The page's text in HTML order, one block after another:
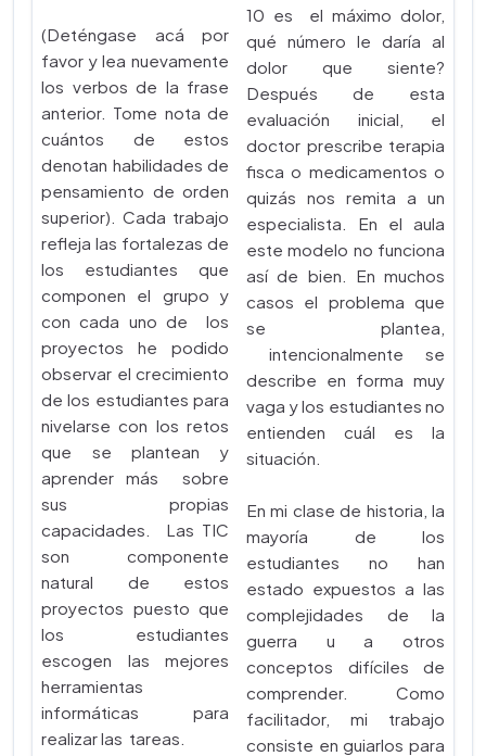
(Deténgase acá por
favor y lea nuevamente
los verbos de la frase
anterior. Tome nota de
cuántos de estos
denotan habilidades de
pensamiento de orden
superior). Cada trabajo
refleja las fortalezas de
los estudiantes que
componen el grupo y
con cada uno de los
proyectos he podido
observar el crecimiento
de los estudiantes para
nivelarse con los retos
que se plantean y
aprender más sobre
sus propias
capacidades. Las TIC
son componente
natural de estos
proyectos puesto que
los estudiantes
escogen las mejores
herramientas
informáticas para
realizar las tareas.
10 es el máximo dolor,
qué número le daría al
dolor que siente?
Después de esta
evaluación inicial, el
doctor prescribe terapia
fisca o medicamentos o
quizás nos remita a un
especialista. En el aula
este modelo no funciona
así de bien. En muchos
casos el problema que
se plantea,
intencionalmente se
describe en forma muy
vaga y los estudiantes no
entienden cuál es la
situación.
En mi clase de historia, la
mayoría de los
estudiantes no han
estado expuestos a las
complejidades de la
guerra u a otros
conceptos difíciles de
comprender. Como
facilitador, mi trabajo
consiste en guiarlos para